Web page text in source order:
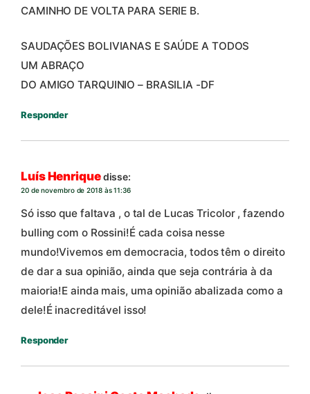
CAMINHO DE VOLTA PARA SERIE B.
SAUDAÇÕES BOLIVIANAS E SAÚDE A TODOS
UM ABRAÇO
DO AMIGO TARQUINIO – BRASILIA -DF
Responder
Luís Henriquedisse:
20 de novembro de 2018 às 11:36
Só isso que faltava , o tal de Lucas Tricolor , fazendo
bulling com o Rossini!É cada coisa nesse
mundo!Vivemos em democracia, todos têm o direito
de dar a sua opinião, ainda que seja contrária à da
maioria!E ainda mais, uma opinião abalizada como a
dele!É inacreditável isso!
Responder